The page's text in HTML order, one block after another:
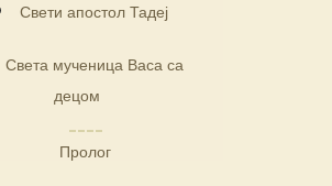
Свети апостол Тадеј
Света мученица Васа са
децом
Пролог